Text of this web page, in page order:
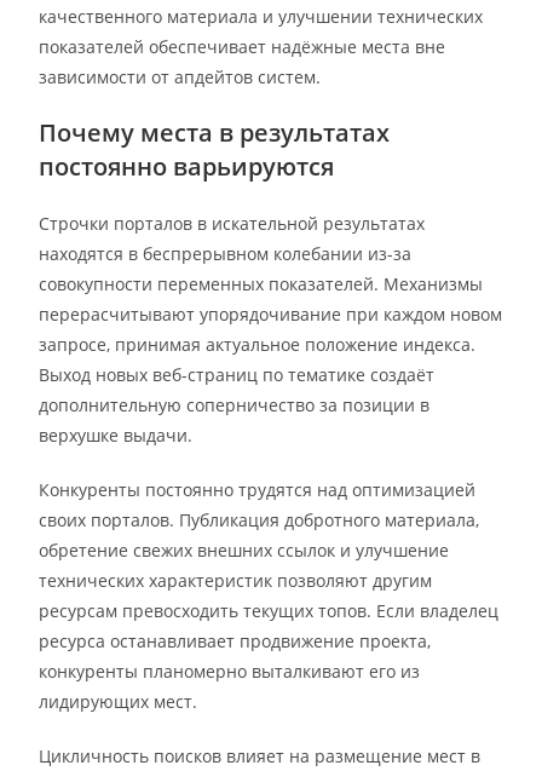
качественного материала и улучшении технических
показателей обеспечивает надёжные места вне
зависимости от апдейтов систем.
Почему места в результатах
постоянно варьируются
Строчки порталов в искательной результатах
находятся в беспрерывном колебании из-за
совокупности переменных показателей. Механизмы
перерасчитывают упорядочивание при каждом новом
запросе, принимая актуальное положение индекса.
Выход новых веб-страниц по тематике создаёт
дополнительную соперничество за позиции в
верхушке выдачи.
Конкуренты постоянно трудятся над оптимизацией
своих порталов. Публикация добротного материала,
обретение свежих внешних ссылок и улучшение
технических характеристик позволяют другим
ресурсам превосходить текущих топов. Если владелец
ресурса останавливает продвижение проекта,
конкуренты планомерно выталкивают его из
лидирующих мест.
Цикличность поисков влияет на размещение мест в